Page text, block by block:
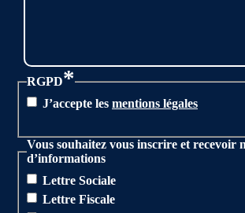
RGPD*
J’accepte les mentions légales
Vous souhaitez vous inscrire et recevoir
d’informations
Lettre Sociale
Lettre Fiscale